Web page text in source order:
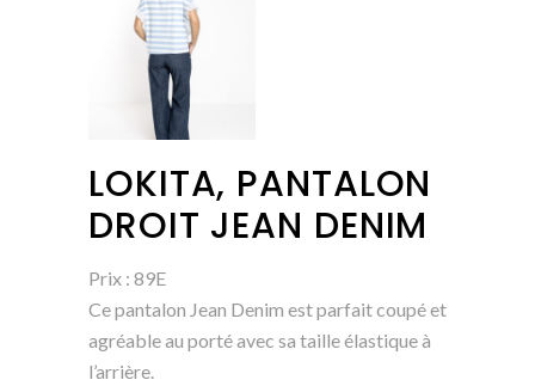
LOKITA, PANTALON
DROIT JEAN DENIM
Prix : 89E
Ce pantalon Jean Denim est parfait coupé et
agréable au porté avec sa taille élastique à
l’arrière.